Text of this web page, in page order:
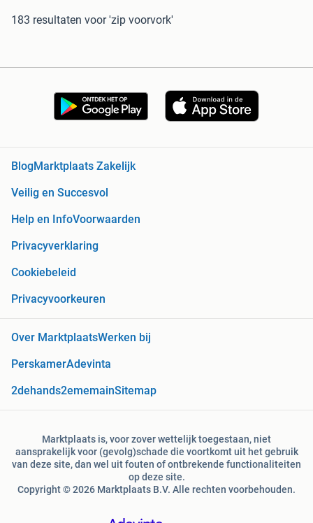
183 resultaten voor 'zip voorvork'
Blog Marktplaats Zakelijk
Veilig en Succesvol
Help en InfoVoorwaarden
Privacyverklaring
Cookiebeleid
Privacyvoorkeuren
Over MarktplaatsWerken bij
PerskamerAdevinta
2dehands2ememainSitemap
Marktplaats is, voor zover wettelijk toegestaan, niet
aansprakelijk voor (gevolg)schade die voortkomt uit het gebruik
van deze site, dan wel uit fouten of ontbrekende functionaliteiten
op deze site.
Copyright © 2026 Marktplaats B.V. Alle rechten voorbehouden.